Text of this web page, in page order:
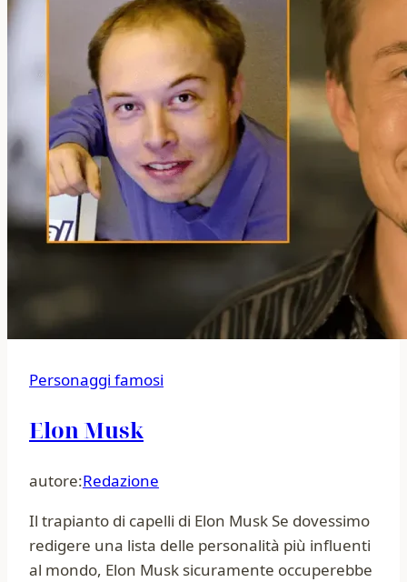
Personaggi famosi
Elon Musk
autore:Redazione
Il trapianto di capelli di Elon Musk Se dovessimo
redigere una lista delle personalità più influenti
al mondo, Elon Musk sicuramente occuperebbe